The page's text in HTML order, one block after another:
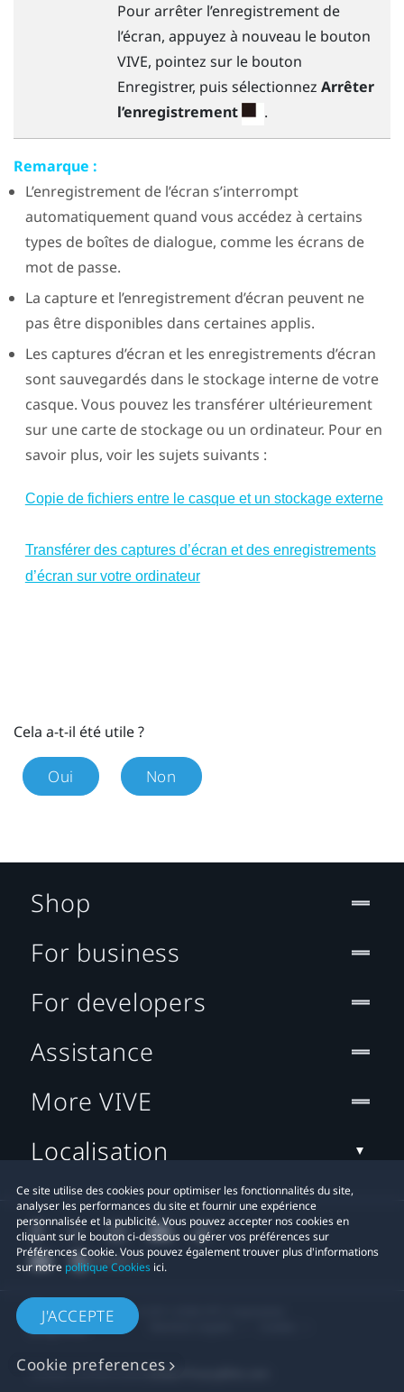
Pour arrêter l’enregistrement de
l’écran, appuyez à nouveau le bouton
VIVE, pointez sur le bouton
Enregistrer, puis sélectionnez Arrêter
l’enregistrement
.
Remarque :
L’enregistrement de l’écran s’interrompt
automatiquement quand vous accédez à certains
types de boîtes de dialogue, comme les écrans de
mot de passe.
La capture et l’enregistrement d’écran peuvent ne
pas être disponibles dans certaines applis.
Les captures d’écran et les enregistrements d’écran
sont sauvegardés dans le stockage interne de votre
casque. Vous pouvez les transférer ultérieurement
sur une carte de stockage ou un ordinateur. Pour en
savoir plus, voir les sujets suivants :
Copie de fichiers entre le casque et un stockage externe
Transférer des captures d’écran et des enregistrements
d’écran sur votre ordinateur
Cela a-t-il été utile ?
Oui Non
Ce site utilise des cookies pour optimiser les fonctionnalités du site,
analyser les performances du site et fournir une expérience
personnalisée et la publicité. Vous pouvez accepter nos cookies en
cliquant sur le bouton ci-dessous ou gérer vos préférences sur
Préférences Cookie. Vous pouvez également trouver plus d'informations
sur notre politique Cookies ici.
J'ACCEPTE
Cookie preferences
Shop
For business
For developers
Assistance
More VIVE
Localisation
© 2011-2026 HTC Corporation
Contact confidentialité:Global-Privacy@htc.com